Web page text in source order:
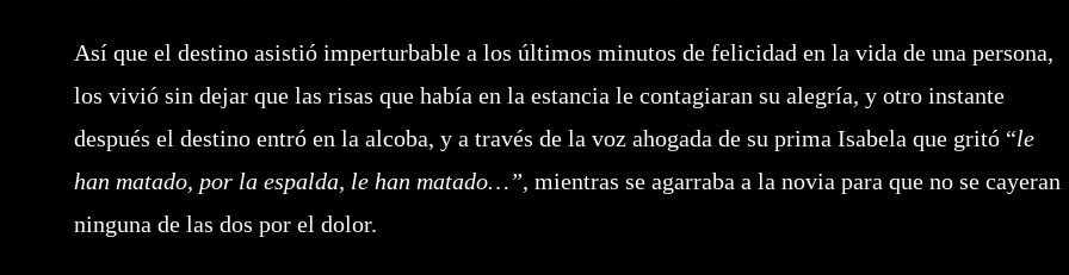
Así que el destino asistió imperturbable a los últimos minutos de felicidad en la vida de una persona,
los vivió sin dejar que las risas que había en la estancia le contagiaran su alegría, y otro instante
después el destino entró en la alcoba, y a través de la voz ahogada de su prima Isabela que gritó “le
han matado, por la espalda, le han matado…”, mientras se agarraba a la novia para que no se cayeran
ninguna de las dos por el dolor.